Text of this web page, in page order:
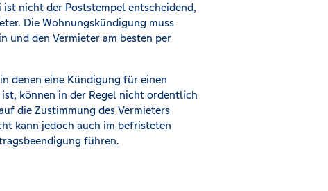
nicht der Poststempel entscheidend,
Die Wohnungskündigung muss
und den Vermieter am besten per
denen eine Kündigung für einen
können in der Regel nicht ordentlich
die Zustimmung des Vermieters
kann jedoch auch im befristeten
führen.